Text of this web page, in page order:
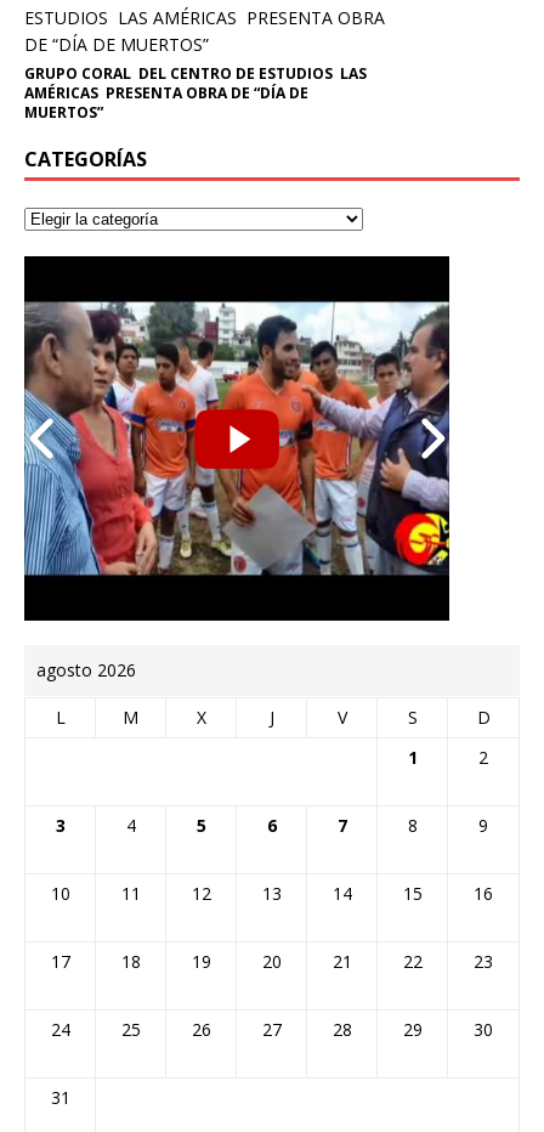
GRUPO CORAL DEL CENTRO DE ESTUDIOS LAS
AMÉRICAS PRESENTA OBRA DE “DÍA DE
MUERTOS”
CATEGORÍAS
agosto 2026
L M X J V S
D
1
2
3 4 5 6 7 8 9
10 11 12 13 14 15 16
17 18 19 20 21 22 23
24 25 26 27 28 29 30
31